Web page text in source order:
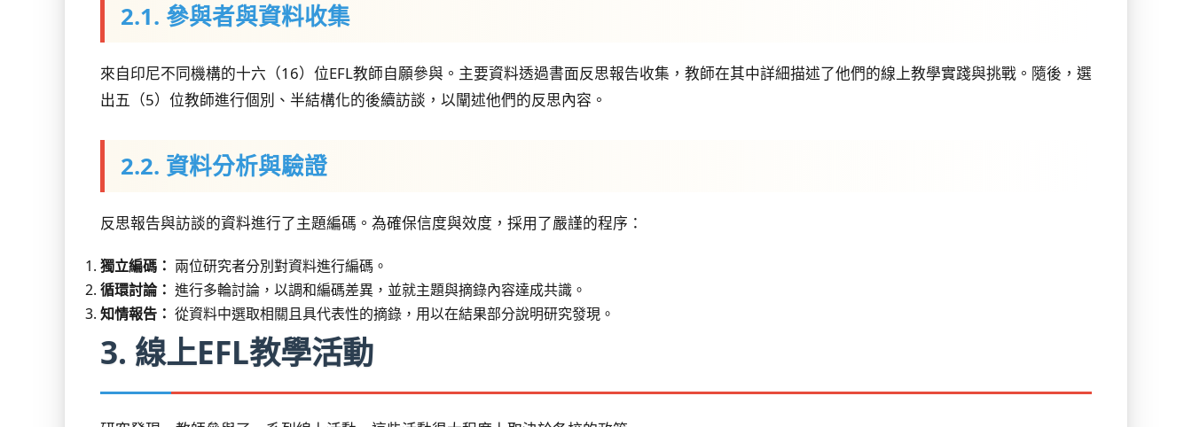
2.1. 參與者與資料收集
來自印尼不同機構的十六（16）位EFL教師自願參與。主要資料透過書面反思報告收集，教師在其中詳細描述了他們的線上教學實踐與挑戰。隨後，選
出五（5）位教師進行個別、半結構化的後續訪談，以闡述他們的反思內容。
2.2. 資料分析與驗證
反思報告與訪談的資料進行了主題編碼。為確保信度與效度，採用了嚴謹的程序：
獨立編碼： 兩位研究者分別對資料進行編碼。
循環討論： 進行多輪討論，以調和編碼差異，並就主題與摘錄內容達成共識。
知情報告： 從資料中選取相關且具代表性的摘錄，用以在結果部分說明研究發現。
3. 線上EFL教學活動